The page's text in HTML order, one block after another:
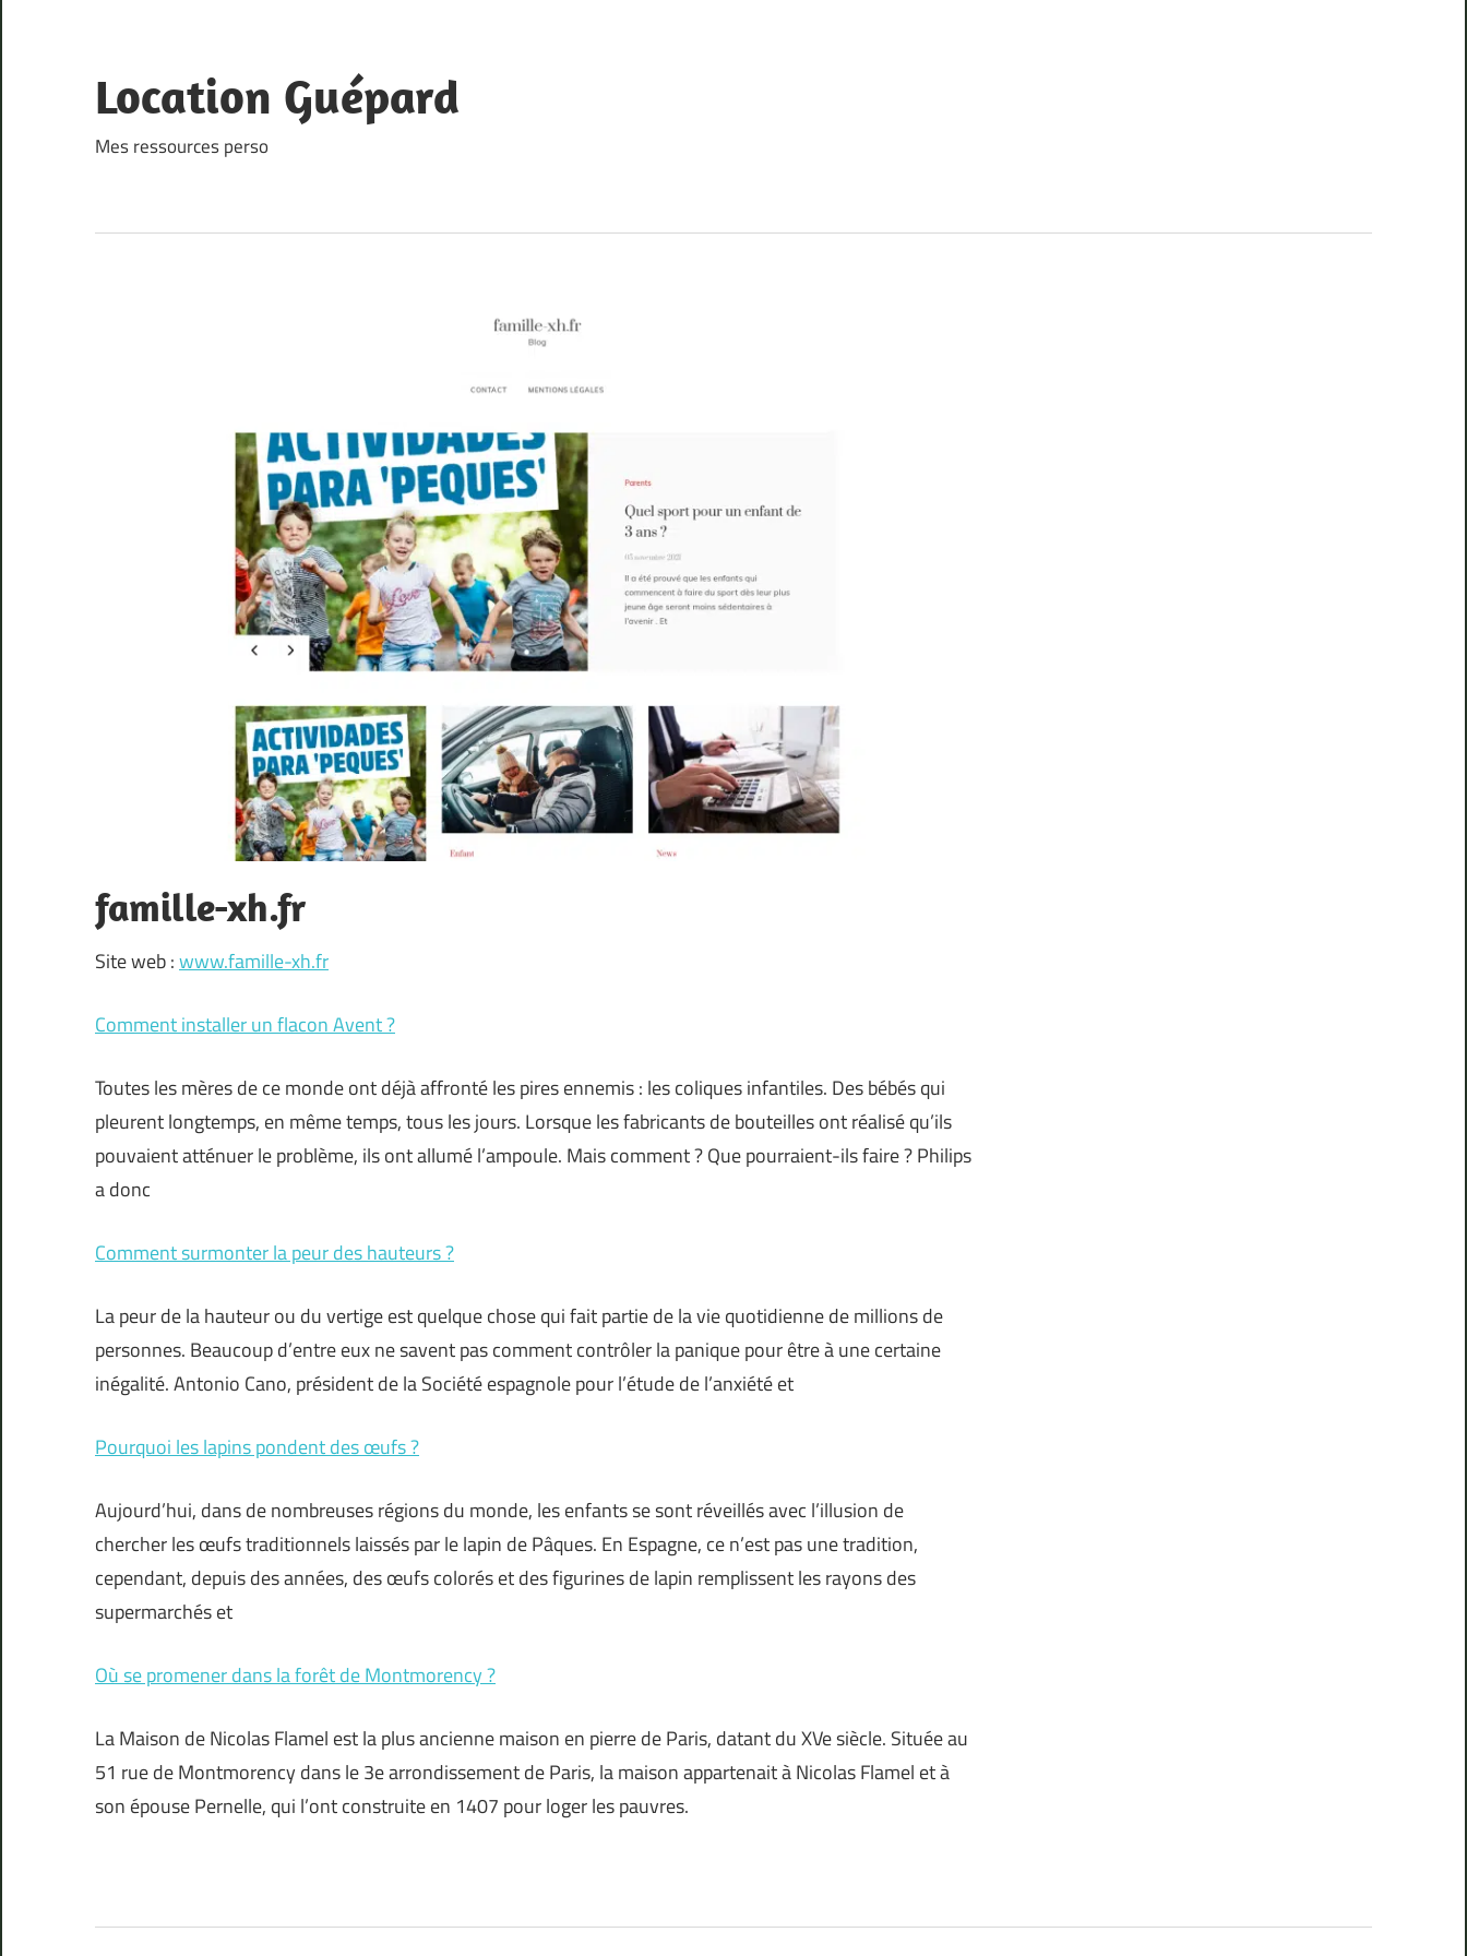
content
Location Guépard
Mes ressources perso
famille-xh.fr
Site web :www.famille-xh.fr
Comment installer un flacon Avent ?
Toutes les mères de ce monde ont déjà affronté les pires ennemis : les coliques infantiles. Des bébés qui
pleurent longtemps, en même temps, tous les jours. Lorsque les fabricants de bouteilles ont réalisé qu’ils
pouvaient atténuer le problème, ils ont allumé l’ampoule. Mais comment ? Que pourraient-ils faire ? Philips
a donc
Comment surmonter la peur des hauteurs ?
La peur de la hauteur ou du vertige est quelque chose qui fait partie de la vie quotidienne de millions de
personnes. Beaucoup d’entre eux ne savent pas comment contrôler la panique pour être à une certaine
inégalité. Antonio Cano, président de la Société espagnole pour l’étude de l’anxiété et
Pourquoi les lapins pondent des œufs ?
Aujourd’hui, dans de nombreuses régions du monde, les enfants se sont réveillés avec l’illusion de
chercher les œufs traditionnels laissés par le lapin de Pâques. En Espagne, ce n’est pas une tradition,
cependant, depuis des années, des œufs colorés et des figurines de lapin remplissent les rayons des
supermarchés et
Où se promener dans la forêt de Montmorency ?
La Maison de Nicolas Flamel est la plus ancienne maison en pierre de Paris, datant du XVe siècle. Située au
51 rue de Montmorency dans le 3e arrondissement de Paris, la maison appartenait à Nicolas Flamel et à
son épouse Pernelle, qui l’ont construite en 1407 pour loger les pauvres.